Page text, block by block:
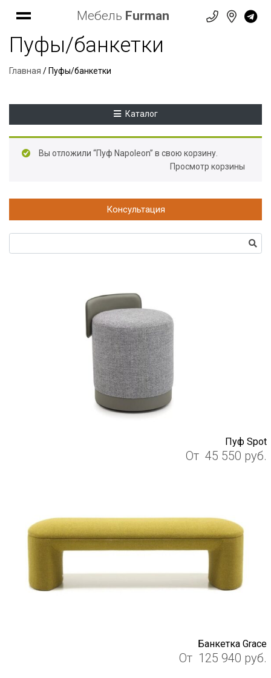
Мебель Furman
Пуфы/банкетки
Главная / Пуфы/банкетки
Каталог
Вы отложили “Пуф Napoleon” в свою корзину.
Просмотр корзины
Консультация
Пуф Spot
От 45 550 руб.
Банкетка Grace
От 125 940 руб.